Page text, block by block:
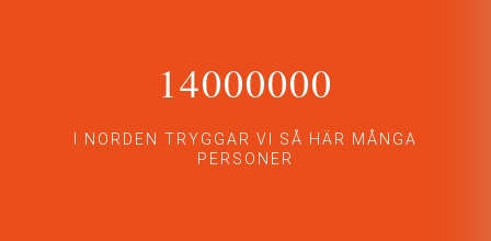
14000000
I NORDEN TRYGGAR VI SÅ HÄR MÅNGA
PERSONER